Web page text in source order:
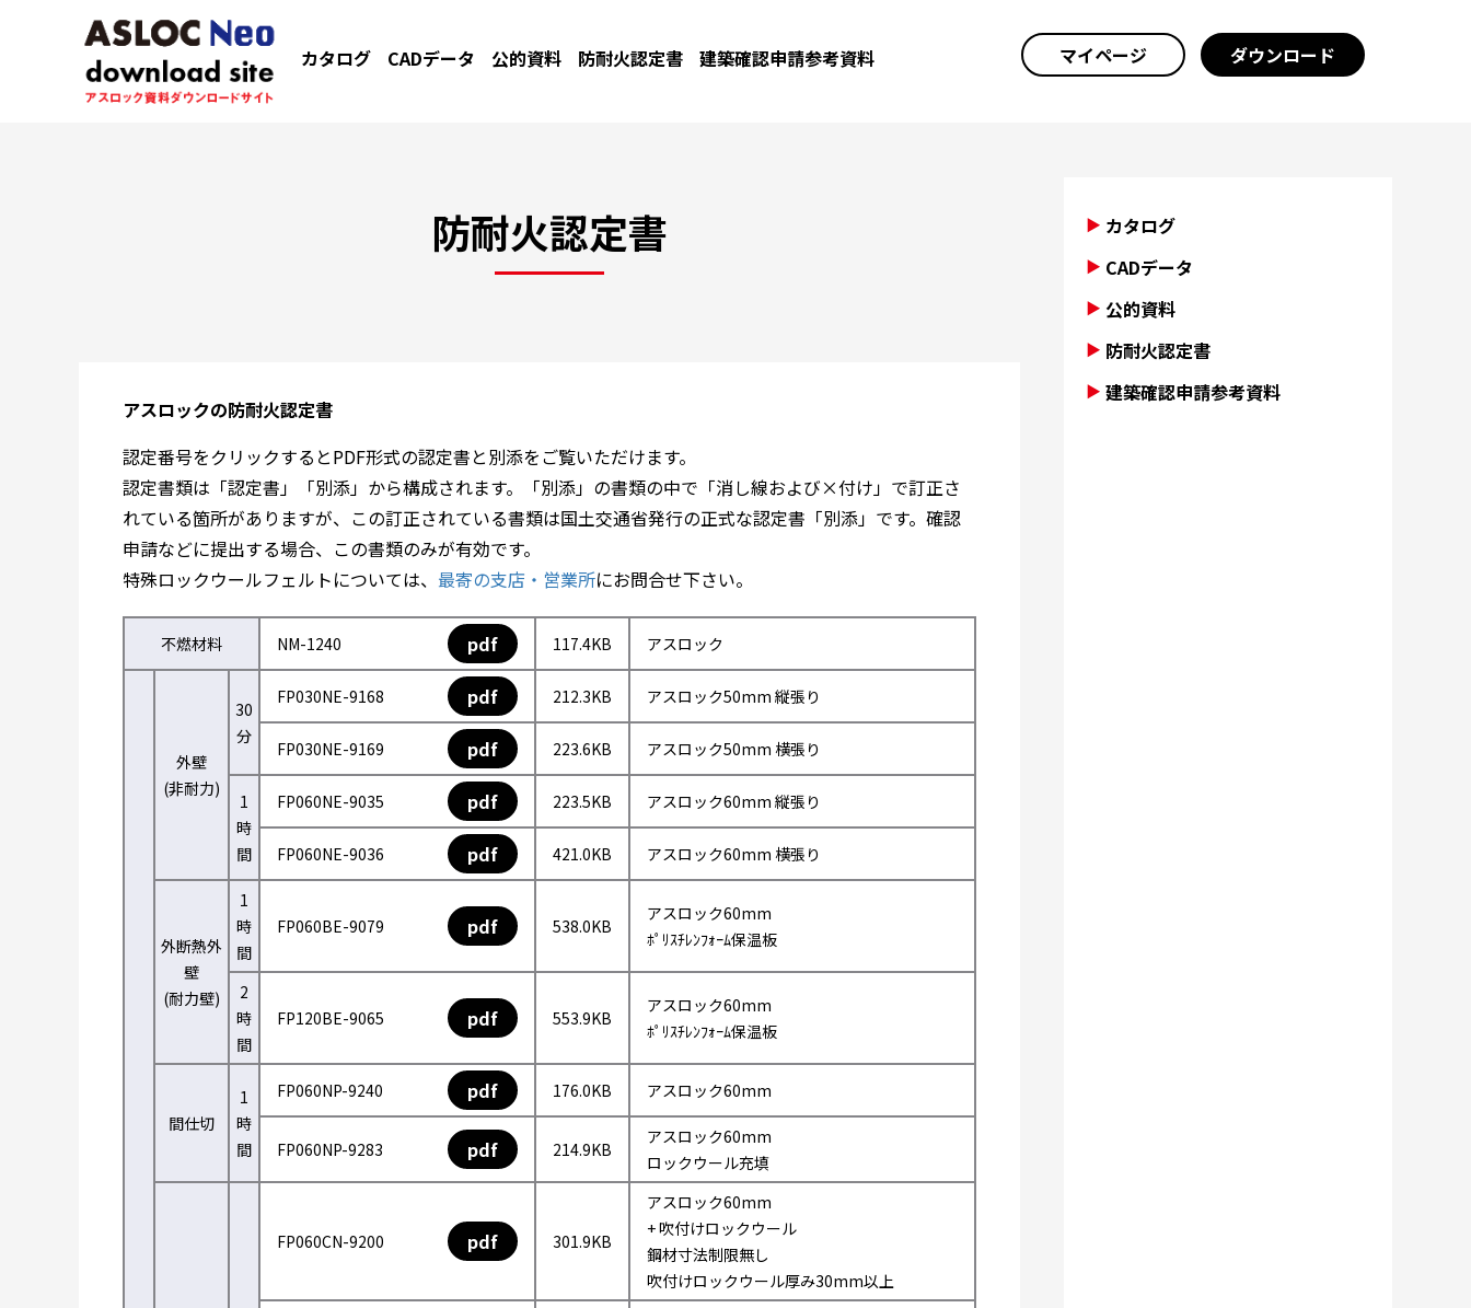
カタログ CADデータ 公的資料 防耐火認定書 建築確認申請参考資料 マイページ ダウンロード
防耐火認定書
アスロックの防耐火認定書
認定番号をクリックするとPDF形式の認定書と別添をご覧いただけます。
認定書類は「認定書」「別添」から構成されます。「別添」の書類の中で「消し線および×付け」で訂正さ
れている箇所がありますが、この訂正されている書類は国土交通省発行の正式な認定書「別添」です。確認
申請などに提出する場合、この書類のみが有効です。
特殊ロックウールフェルトについては、 最寄の支店・営業所にお問合せ下さい。
不燃材料 NM-1240 pdf 117.4KB アスロック
外壁
(非耐力)
30
分
FP030NE-9168 pdf 212.3KB アスロック50mm 縦張り
FP030NE-9169 pdf 223.6KB アスロック50mm 横張り
1
時
間
FP060NE-9035 pdf 223.5KB アスロック60mm 縦張り
FP060NE-9036 pdf 421.0KB アスロック60mm 横張り
外断熱外
壁
(耐力壁)
1
時
間
FP060BE-9079 pdf 538.0KB
アスロック60mm
ﾎﾟﾘｽﾁﾚﾝﾌｫｰﾑ保温板
2
時
間
FP120BE-9065 pdf 553.9KB
アスロック60mm
ﾎﾟﾘｽﾁﾚﾝﾌｫｰﾑ保温板
間仕切
1
時
間
FP060NP-9240 pdf 176.0KB アスロック60mm
FP060NP-9283 pdf 214.9KB
アスロック60mm
ロックウール充填
FP060CN-9200 pdf 301.9KB
アスロック60mm
+ 吹付けロックウール
鋼材寸法制限無し
吹付けロックウール厚み30mm以上
カタログ
CADデータ
公的資料
防耐火認定書
建築確認申請参考資料